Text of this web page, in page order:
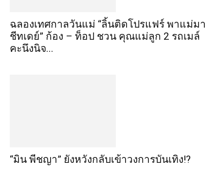
ฉลองเทศกาลวันแม่ “ลิ้นติดโปรแฟร์ พาแม่มา
ชีทเดย์” ก้อง – ท็อป ชวน คุณแม่ลูก 2 รถเมล์
คะนึงนิจ...
“มิน พีชญา” ยังหวังกลับเข้าวงการบันเทิง!?